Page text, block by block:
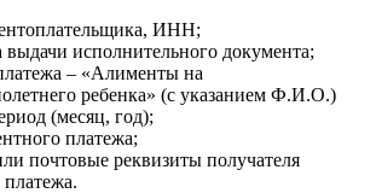
ИНН;
исполнительного документа;
– «Алименты на
ребенка» (с указанием Ф.И.О.)
(месяц, год);
платежа;
почтовые реквизиты получателя